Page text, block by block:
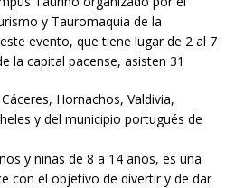
y Tauromaquia de la
evento, que tiene lugar de 2 al 7
la capital pacense, asisten 31
Hornachos, Valdivia,
y del municipio portugués de
y niñas de 8 a 14 años, es una
con el objetivo de divertir y de dar